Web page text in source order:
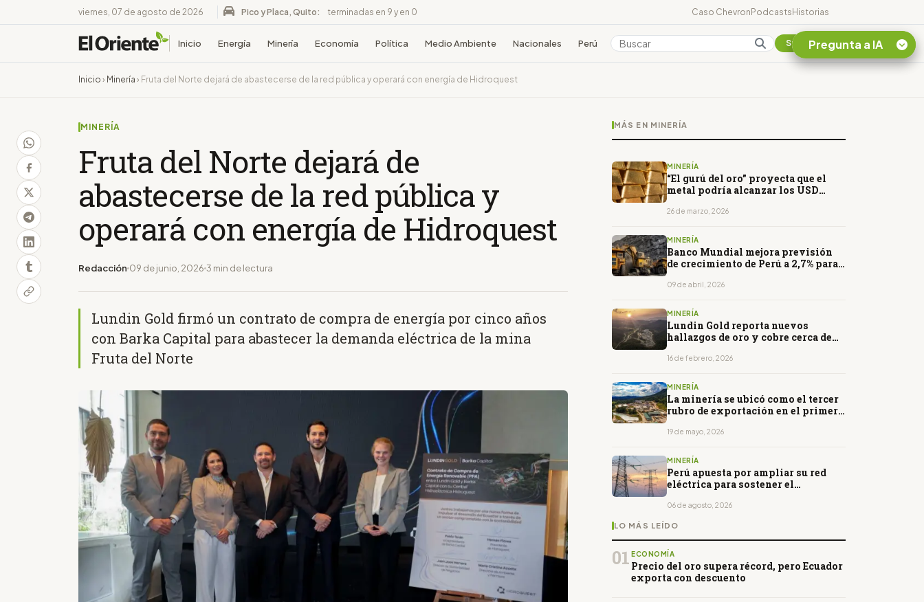
viernes, 07 de agosto de 2026 Pico y Placa, Quito: terminadas en 9 y en 0 Caso ChevronPodcastsHistorias
Inicio Energía Minería Economía Política Medio Ambiente Nacionales Perú Colombia Suscribirse
Inicio › Minería › Fruta del Norte dejará de abastecerse de la red pública y operará con energía de Hidroquest
MINERÍA
Fruta del Norte dejará de
abastecerse de la red pública y
operará con energía de Hidroquest
Redacción 09 de junio, 2026 3 min de lectura
Lundin Gold firmó un contrato de compra de energía por cinco años
con Barka Capital para abastecer la demanda eléctrica de la mina
Fruta del Norte
MÁS EN MINERÍA
MINERÍA
“El gurú del oro” proyecta que el
metal podría alcanzar los USD
para Argentina
26 de marzo, 2026
MINERÍA
Banco Mundial mejora previsión
de crecimiento de Perú a 2,7% para
09 de abril, 2026
MINERÍA
Lundin Gold reporta nuevos
hallazgos de oro y cobre cerca de
16 de febrero, 2026
MINERÍA
La minería se ubicó como el tercer
rubro de exportación en el primer
19 de mayo, 2026
MINERÍA
Perú apuesta por ampliar su red
eléctrica para sostener el
06 de agosto, 2026
LO MÁS LEÍDO
01 ECONOMÍA
Precio del oro supera récord, pero Ecuador
exporta con descuento
Pregunta a IA
¿En que consiste la